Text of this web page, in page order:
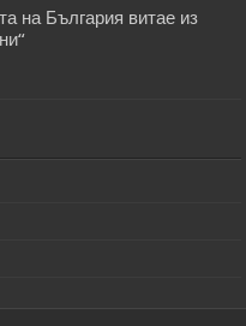
на България витае из